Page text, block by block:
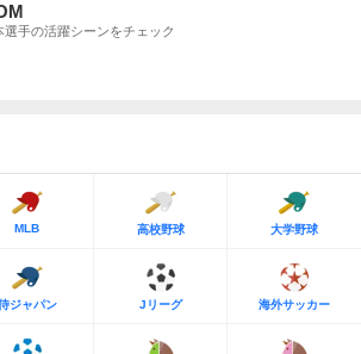
選手の活躍シーンをチェック
MLB 高校野球 大学野球
ジャパン Jリーグ 海外サッカー